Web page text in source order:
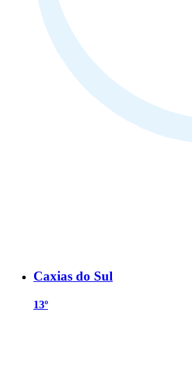
Caxias do Sul
13º